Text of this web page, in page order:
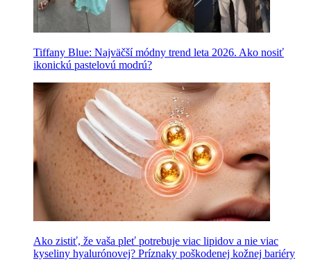
Tiffany Blue: Najväčší módny trend leta 2026. Ako nosiť
ikonickú pastelovú modrú?
Ako zistiť, že vaša pleť potrebuje viac lipidov a nie viac
kyseliny hyalurónovej? Príznaky poškodenej kožnej bariéry